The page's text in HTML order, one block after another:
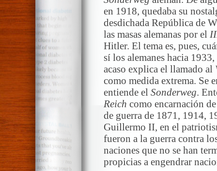
en 1918, quedaba su
desdichada República de
las masas alemanas por el
Hitler. El tema es, pues,
sí los alemanes hacia
acaso explica el llamado al
como medida extrema. Se
entiende el Sonderweg.
Reich como encarnación
de guerra de 1871, 1914,
Guillermo II, en el
fueron a la guerra contra
naciones que no se han
propicias a engendrar